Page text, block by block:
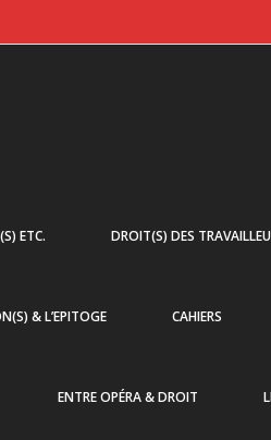
ETC. DROIT(S) DES
& L’EPITOGE CAHIERS
ENTRE OPÉRA & DROIT